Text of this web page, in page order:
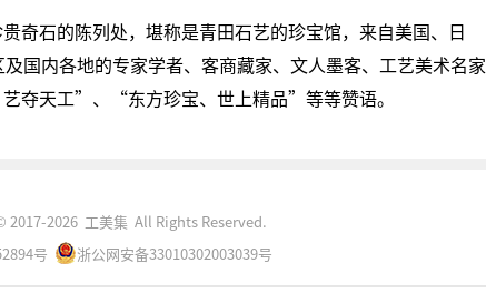
奇石的陈列处，堪称是青田石艺的珍宝馆，来自美国、日
国内各地的专家学者、客商藏家、文人墨客、工艺美术名家
夺天工”、“东方珍宝、世上精品”等等赞语。
2017-2026 工美集 All Rights Reserved.
号
浙公网安备33010302003039号